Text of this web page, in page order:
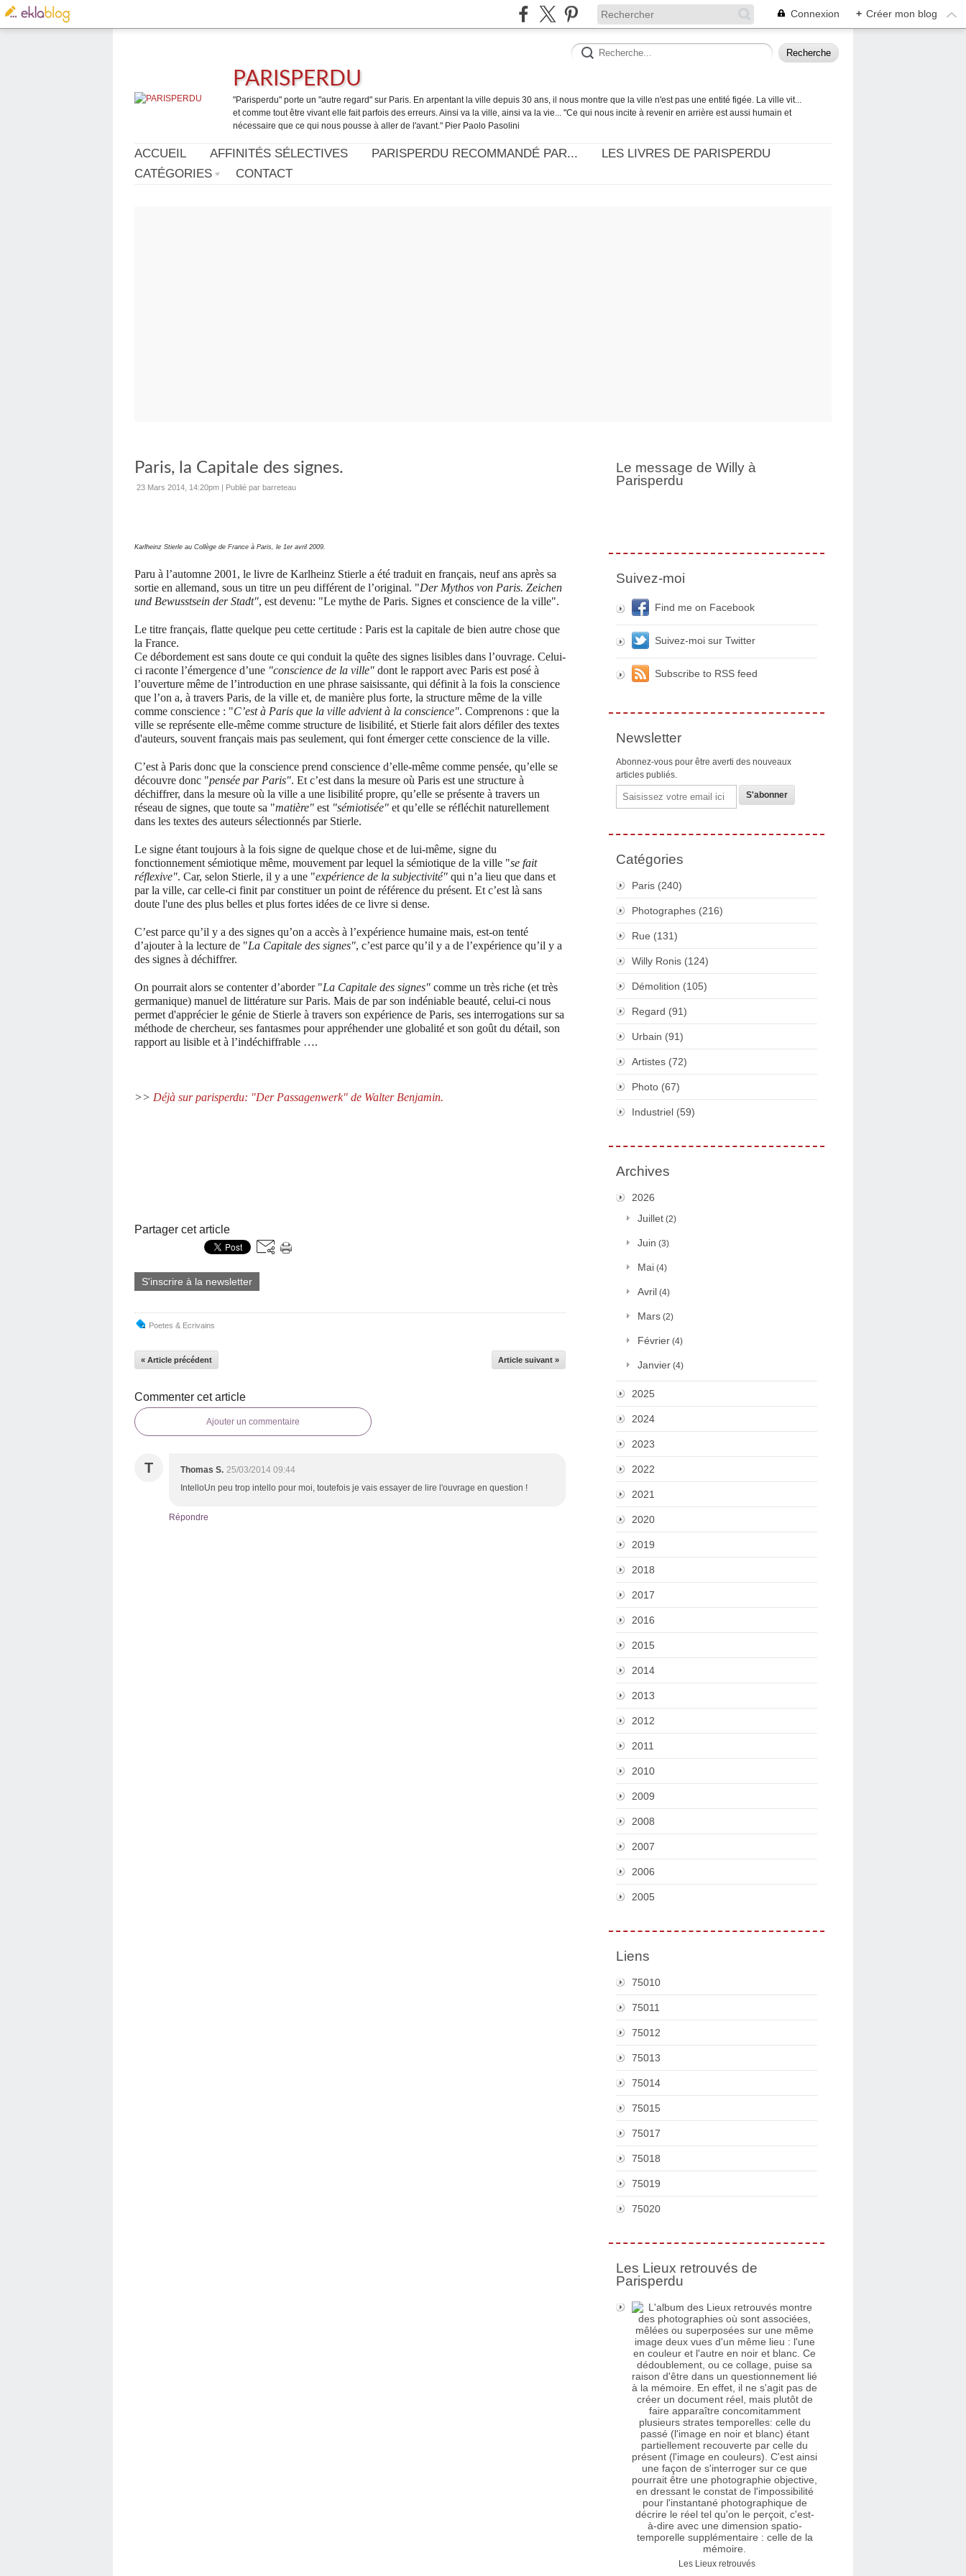
Connexion + Créer mon blog
PARISPERDU
"Parisperdu" porte un "autre regard" sur Paris. En arpentant la ville depuis 30 ans, il nous montre que la ville n'est pas une entité figée. La ville vit...
et comme tout être vivant elle fait parfois des erreurs. Ainsi va la ville, ainsi va la vie... "Ce qui nous incite à revenir en arrière est aussi humain et
nécessaire que ce qui nous pousse à aller de l'avant." Pier Paolo Pasolini
ACCUEIL AFFINITÉS SÉLECTIVES PARISPERDU RECOMMANDÉ PAR...
LES LIVRES DE PARISPERDU
CATÉGORIES
CONTACT
Paris, la Capitale des signes.
23 Mars 2014, 14:20pm | Publié par barreteau
Karlheinz Stierle au Collège de France à Paris, le 1er avril 2009.
Paru à l’automne 2001, le livre de Karlheinz Stierle a été traduit en français, neuf ans après sa
sortie en allemand, sous un titre un peu différent de l’original. "Der Mythos von Paris. Zeichen
und Bewusstsein der Stadt", est devenu: "Le mythe de Paris. Signes et conscience de la ville".
Le titre français, flatte quelque peu cette certitude : Paris est la capitale de bien autre chose que
la France.
Ce débordement est sans doute ce qui conduit la quête des signes lisibles dans l’ouvrage. Celui-
ci raconte l’émergence d’une "conscience de la ville" dont le rapport avec Paris est posé à
l’ouverture même de l’introduction en une phrase saisissante, qui définit à la fois la conscience
que l’on a, à travers Paris, de la ville et, de manière plus forte, la structure même de la ville
comme conscience : "C’est à Paris que la ville advient à la conscience". Comprenons : que la
ville se représente elle-même comme structure de lisibilité, et Stierle fait alors défiler des textes
d'auteurs, souvent français mais pas seulement, qui font émerger cette conscience de la ville.
C’est à Paris donc que la conscience prend conscience d’elle-même comme pensée, qu’elle se
découvre donc "pensée par Paris". Et c’est dans la mesure où Paris est une structure à
déchiffrer, dans la mesure où la ville a une lisibilité propre, qu’elle se présente à travers un
réseau de signes, que toute sa "matière" est "sémiotisée" et qu’elle se réfléchit naturellement
dans les textes des auteurs sélectionnés par Stierle.
Le signe étant toujours à la fois signe de quelque chose et de lui-même, signe du
fonctionnement sémiotique même, mouvement par lequel la sémiotique de la ville "se fait
réflexive". Car, selon Stierle, il y a une "expérience de la subjectivité" qui n’a lieu que dans et
par la ville, car celle-ci finit par constituer un point de référence du présent. Et c’est là sans
doute l'une des plus belles et plus fortes idées de ce livre si dense.
C’est parce qu’il y a des signes qu’on a accès à l’expérience humaine mais, est-on tenté
d’ajouter à la lecture de "La Capitale des signes", c’est parce qu’il y a de l’expérience qu’il y a
des signes à déchiffrer.
On pourrait alors se contenter d’aborder "La Capitale des signes" comme un très riche (et très
germanique) manuel de littérature sur Paris. Mais de par son indéniable beauté, celui-ci nous
permet d'apprécier le génie de Stierle à travers son expérience de Paris, ses interrogations sur sa
méthode de chercheur, ses fantasmes pour appréhender une globalité et son goût du détail, son
rapport au lisible et à l’indéchiffrable ….
>> Déjà sur parisperdu: "Der Passagenwerk" de Walter Benjamin.
Partager cet article
S'inscrire à la newsletter
Poetes & Ecrivains
« Article précédent Article suivant »
Commenter cet article
Ajouter un commentaire
T Thomas S. 25/03/2014 09:44
IntelloUn peu trop intello pour moi, toutefois je vais essayer de lire l'ouvrage en question !
Répondre
Le message de Willy à
Parisperdu
Suivez-moi
Find me on Facebook
Suivez-moi sur Twitter
Subscribe to RSS feed
Newsletter
Abonnez-vous pour être averti des nouveaux
articles publiés.
Email
Catégories
Paris (240)
Photographes (216)
Rue (131)
Willy Ronis (124)
Démolition (105)
Regard (91)
Urbain (91)
Artistes (72)
Photo (67)
Industriel (59)
Archives
2026
Juillet (2)
Juin (3)
Mai (4)
Avril (4)
Mars (2)
Février (4)
Janvier (4)
2025
2024
2023
2022
2021
2020
2019
2018
2017
2016
2015
2014
2013
2012
2011
2010
2009
2008
2007
2006
2005
Liens
75010
75011
75012
75013
75014
75015
75017
75018
75019
75020
Les Lieux retrouvés de
Parisperdu
Les Lieux retrouvés